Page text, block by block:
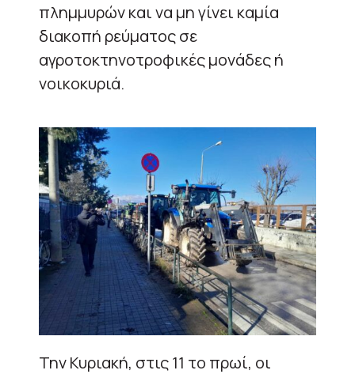
πλημμυρών και να μη γίνει καμία
διακοπή ρεύματος σε
αγροτοκτηνοτροφικές μονάδες ή
νοικοκυριά.
Την Κυριακή, στις 11 το πρωί, οι